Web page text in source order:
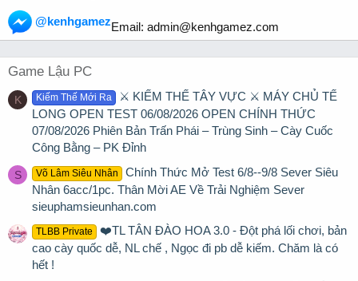
@kenhgamezEmail: admin@kenhgamez.com
Game Lậu PC
K Kiếm Thế Mới Ra
⚔️ KIẾM THẾ TÂY VỰC ⚔️ MÁY CHỦ TẾ
LONG OPEN TEST 06/08/2026 OPEN CHÍNH THỨC
07/08/2026 Phiên Bản Trấn Phái – Trùng Sinh – Cày Cuốc
Công Bằng – PK Đỉnh
S Võ Lâm Siêu Nhân
Chính Thức Mở Test 6/8--9/8 Sever Siêu
Nhân 6acc/1pc. Thân Mời AE Về Trải Nghiệm Sever
sieuphamsieunhan.com
TLBB Private
❤️TL TÂN ĐÀO HOA 3.0 - Đột phá lối chơi, bản
cao cày quốc dễ, NL chế , Ngọc đi pb dễ kiếm. Chăm là có
hết !